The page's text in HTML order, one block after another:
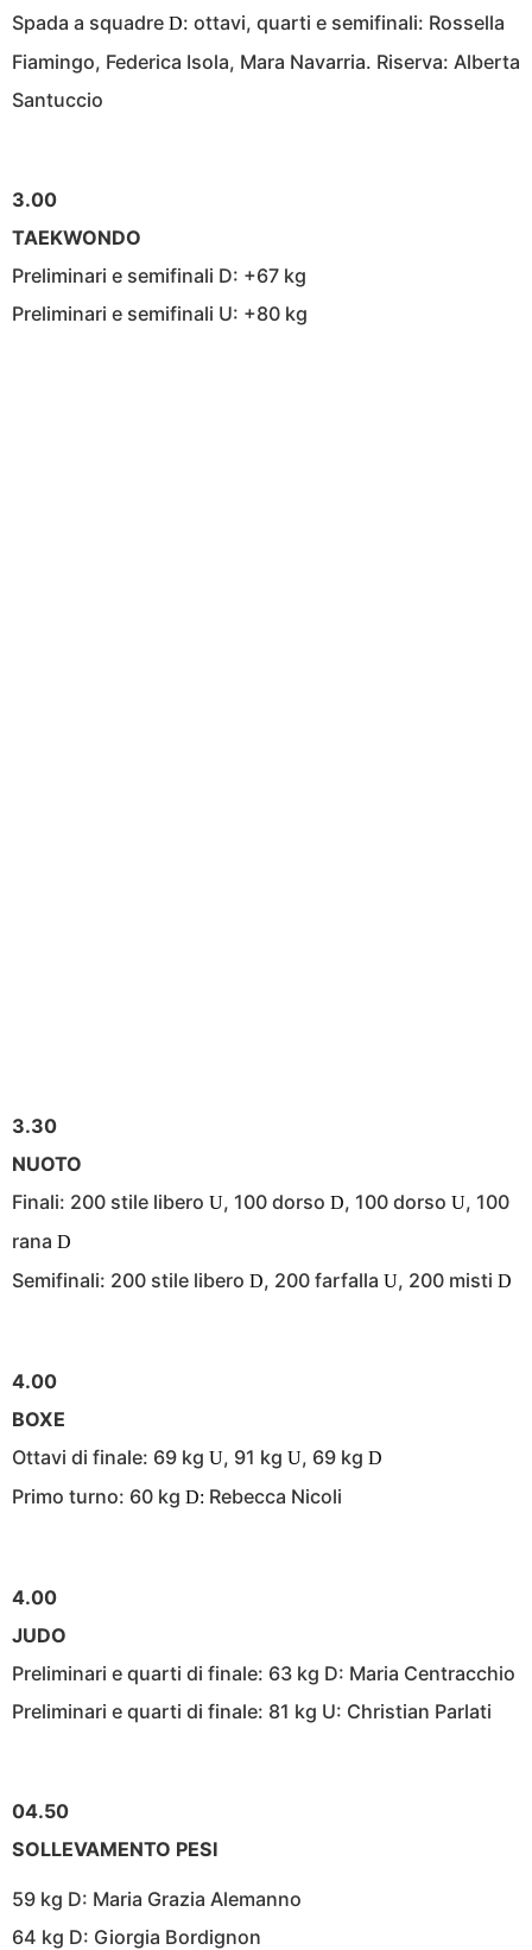
Spada a squadre D: ottavi, quarti e semifinali: Rossella
Fiamingo, Federica Isola, Mara Navarria. Riserva: Alberta
Santuccio
3.00
TAEKWONDO
Preliminari e semifinali D: +67 kg
Preliminari e semifinali U: +80 kg
3.30
NUOTO
Finali: 200 stile libero U, 100 dorso D, 100 dorso U, 100
rana D
Semifinali: 200 stile libero D, 200 farfalla U, 200 misti D
4.00
BOXE
Ottavi di finale: 69 kg U, 91 kg U, 69 kg D
Primo turno: 60 kg D: Rebecca Nicoli
4.00
JUDO
Preliminari e quarti di finale: 63 kg D: Maria Centracchio
Preliminari e quarti di finale: 81 kg U: Christian Parlati
04.50
SOLLEVAMENTO PESI
59 kg D: Maria Grazia Alemanno
64 kg D: Giorgia Bordignon